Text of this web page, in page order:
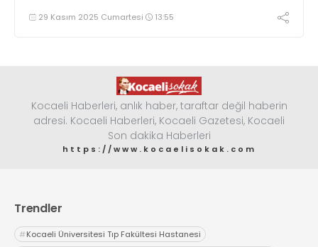
29 Kasım 2025 Cumartesi 13:55
Kocaeli Haberleri, anlık haber, taraftar değil haberin
adresi. Kocaeli Haberleri, Kocaeli Gazetesi, Kocaeli
Son dakika Haberleri
https://www.kocaelisokak.com
Trendler
#Kocaeli Üniversitesi Tıp Fakültesi Hastanesi